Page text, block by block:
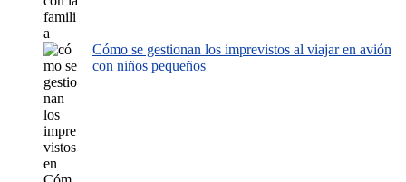
Cómo se gestionan los imprevistos al viajar en avión
con niños pequeños